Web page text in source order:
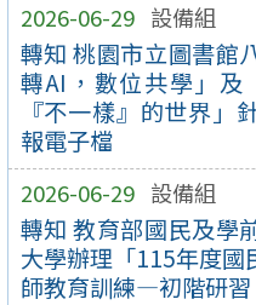
2026-06-29 設備組
轉知 桃園市立圖書館
轉AI，數位共學」及
『不一樣』的世界」
報電子檔
2026-06-29 設備組
轉知 教育部國民及學
大學辦理「115年度
師教育訓練—初階研習